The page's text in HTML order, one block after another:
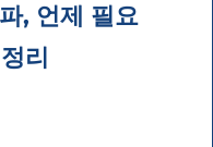
, 언제 필요
리